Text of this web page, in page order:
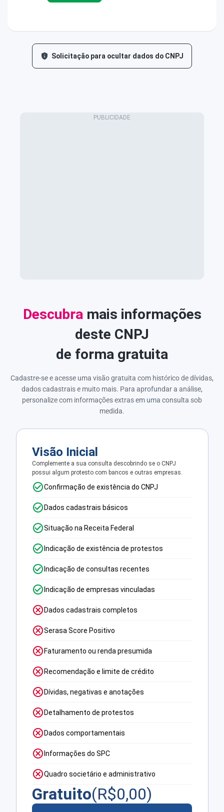
Solicitação para ocultar dados do CNPJ
Descubramais informações
deste CNPJ
de forma gratuita
Cadastre-se e acesse uma visão gratuita com histórico de dívidas,
dados cadastrais e muito mais. Para aprofundar a análise,
personalize com informações extras em uma consulta sob
medida.
Visão Inicial
Complemente a sua consulta descobrindo se o CNPJ
possui algum protesto com bancos e outras empresas.
Confirmação de existência do CNPJ
Dados cadastrais básicos
Situação na Receita Federal
Indicação de existência de protestos
Indicação de consultas recentes
Indicação de empresas vinculadas
Dados cadastrais completos
Serasa Score Positivo
Faturamento ou renda presumida
Recomendação e limite de crédito
Dívidas, negativas e anotações
Detalhamento de protestos
Dados comportamentais
Informações do SPC
Quadro societário e administrativo
Gratuito(R$0,00)